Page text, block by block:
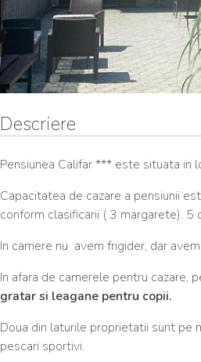
Descriere
Pensiunea Califar *** este situata in
Capacitatea de cazare a pensiunii
conform clasificarii ( 3 margarete). 5
In camere nu avem frigider, dar
In afara de camerele pentru cazare,
gratar si leagane pentru copii.
Doua din laturile proprietatii sunt pe
pescari sportivi.